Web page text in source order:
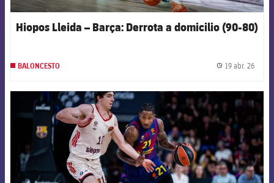
Hiopos Lleida – Barça: Derrota a domicilio (90-80)
BALONCESTO 19 abr. 26
FCB Barcelona badge